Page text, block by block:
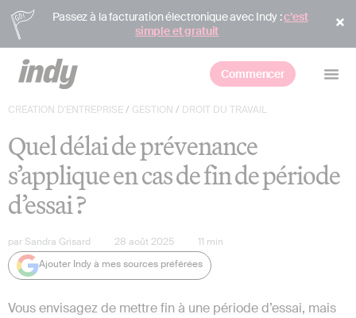
Passez à la facturation électronique avec Indy :c’est
simple et gratuit
Commencer
CRÉATION D'ENTREPRISE/ GESTION / DROIT DU TRAVAIL
Quel délai de prévenance
s’applique en cas de fin de période
d’essai ?
par Sandra Grisard 28 août 2025 11 min
Ajouter Indy à mes sources préférées
Vous envisagez de mettre fin à une période d’essai, mais